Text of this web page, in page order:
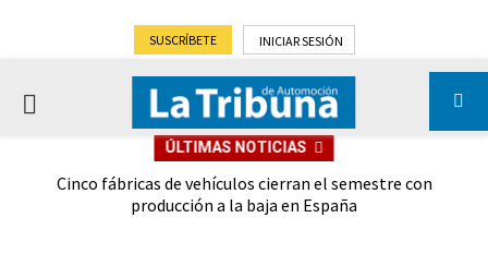
SUSCRÍBETE INICIAR SESIÓN
PRIMARY
ÚLTIMAS NOTICIAS
Cinco fábricas de vehículos cierran el semestre con
producción a la baja en España